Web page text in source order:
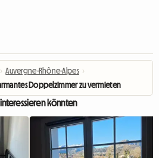
› Auvergne-Rhône-Alpes ›
Doppelzimmer zu vermieten
könnten